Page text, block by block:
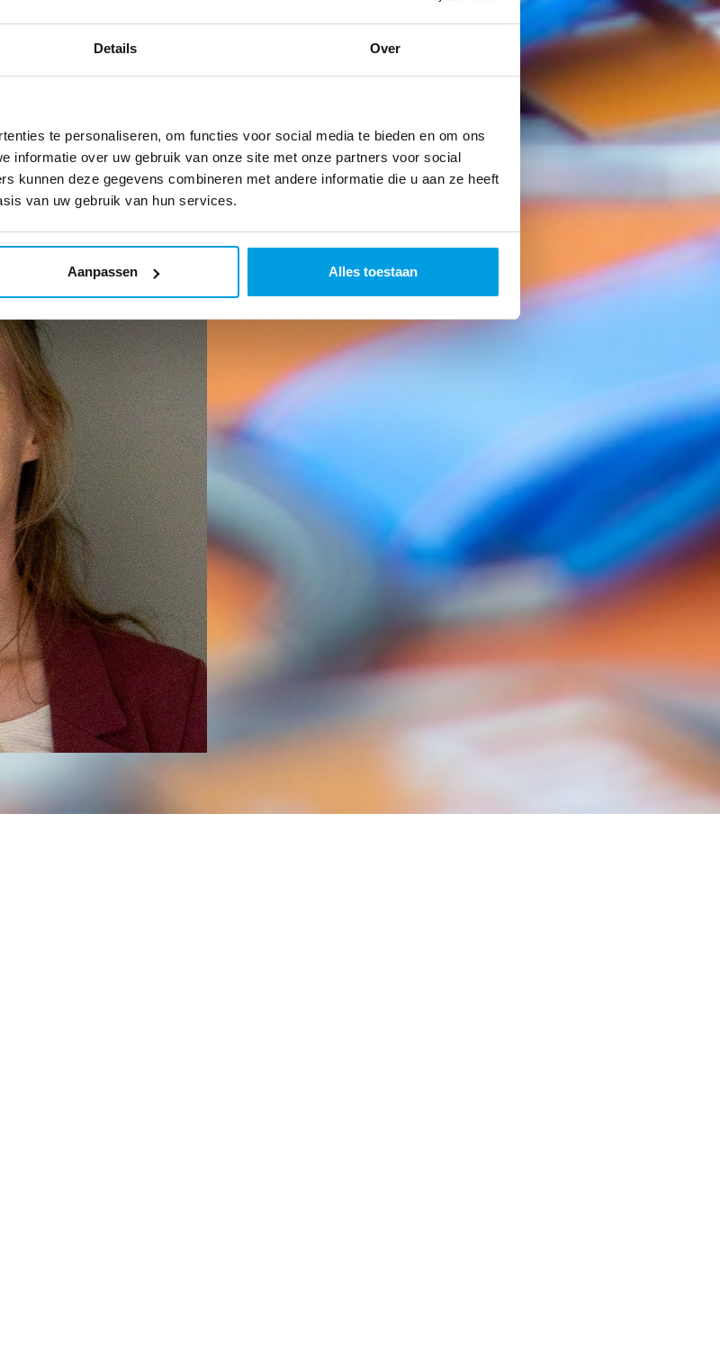
Details Over
te personaliseren, om functies voor social media te bieden en om ons
informatie over uw gebruik van onze site met onze partners voor social
kunnen deze gegevens combineren met andere informatie die u aan ze heeft
van uw gebruik van hun services.
Aanpassen Alles toestaan